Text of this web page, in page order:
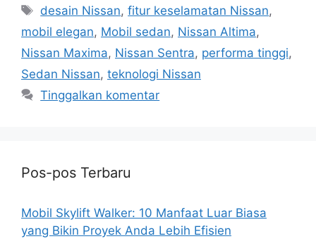
Tag
desain Nissan,fitur keselamatan Nissan,
mobil elegan, Mobil sedan, Nissan Altima,
Nissan Maxima, Nissan Sentra, performa tinggi,
Sedan Nissan, teknologi Nissan
Tinggalkan komentar
Pos-pos Terbaru
Mobil Skylift Walker: 10 Manfaat Luar Biasa
yang Bikin Proyek Anda Lebih Efisien